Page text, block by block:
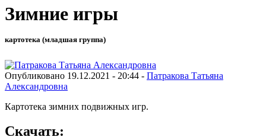
Зимние игры
картотека (младшая группа)
Опубликовано 19.12.2021 - 20:44 - Патракова Татьяна
Александровна
Картотека зимних подвижных игр.
Скачать: